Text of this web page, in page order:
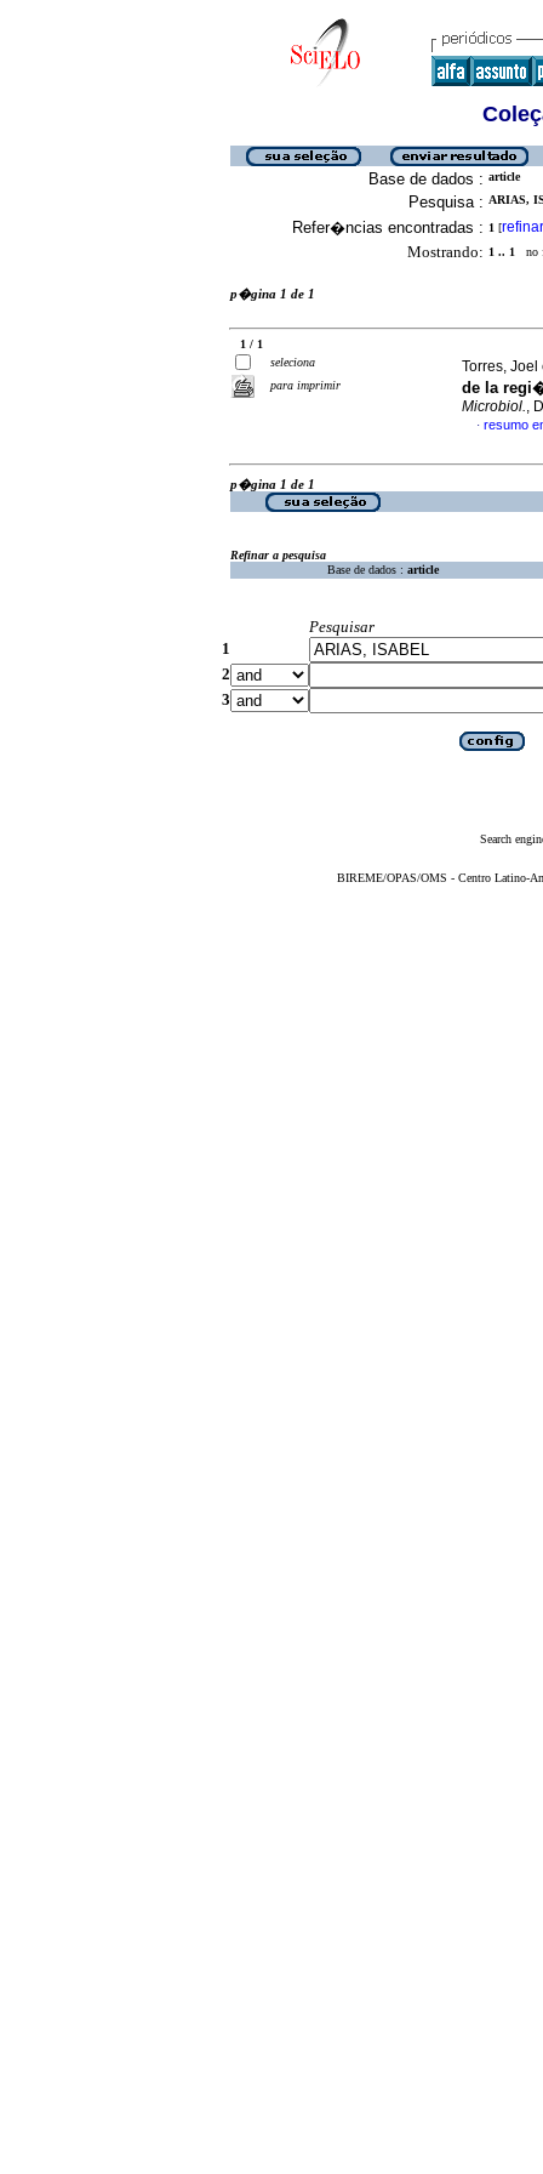
Base de dados : article
Pesquisa : ARIAS,
Refer�ncias encontradas : 1 [refinar
Mostrando: 1 .. 1 no
p�gina 1 de 1
1 / 1
seleciona
para imprimir
Torres,
de la
Microbiol.,
· resumo
p�gina 1 de 1
Refinar a pesquisa
Base de dados : article
Pesquisar
1
2
3
Search
BIREME/OPAS/OMS - Centro Latino-